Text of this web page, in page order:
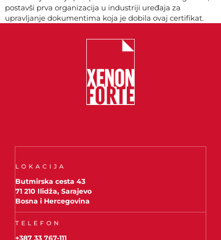
postavši prva organizacija u industriji uređaja za
upravljanje dokumentima koja je dobila ovaj certifikat.
LOKACIJA
Butmirska cesta 43
71 210 Ilidža, Sarajevo
Bosna i Hercegovina
TELEFON
+387 33 767-111